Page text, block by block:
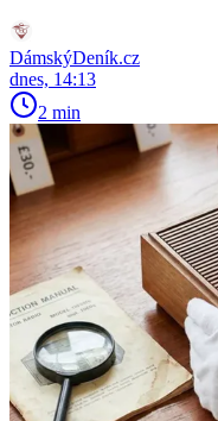
DámskýDeník.cz
dnes, 14:13
2 min